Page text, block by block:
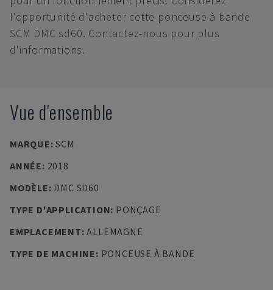
l'opportunité d'acheter cette ponceuse à bande
SCM DMC sd60. Contactez-nous pour plus
d'informations.
Vue d'ensemble
MARQUE:SCM
ANNÉE: 2018
MODÈLE: DMC SD60
TYPE D'APPLICATION: PONÇAGE
EMPLACEMENT:ALLEMAGNE
TYPE DE MACHINE: PONCEUSE À BANDE